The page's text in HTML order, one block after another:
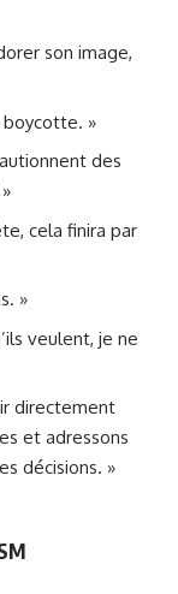
son image,
boycotte. »
des
cela finira par
»
veulent, je ne
directement
et adressons
décisions. »